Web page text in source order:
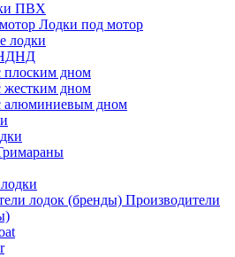
ПВХ
Лодки под мотор
лодки
плоским дном
жестким дном
алюминиевым дном
Производители